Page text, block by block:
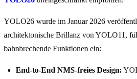
YOLO26 wurde im Januar 2026
architektonische Brillanz von YOLO11,
bahnbrechende Funktionen ein:
End-to-End NMS-freies Design: